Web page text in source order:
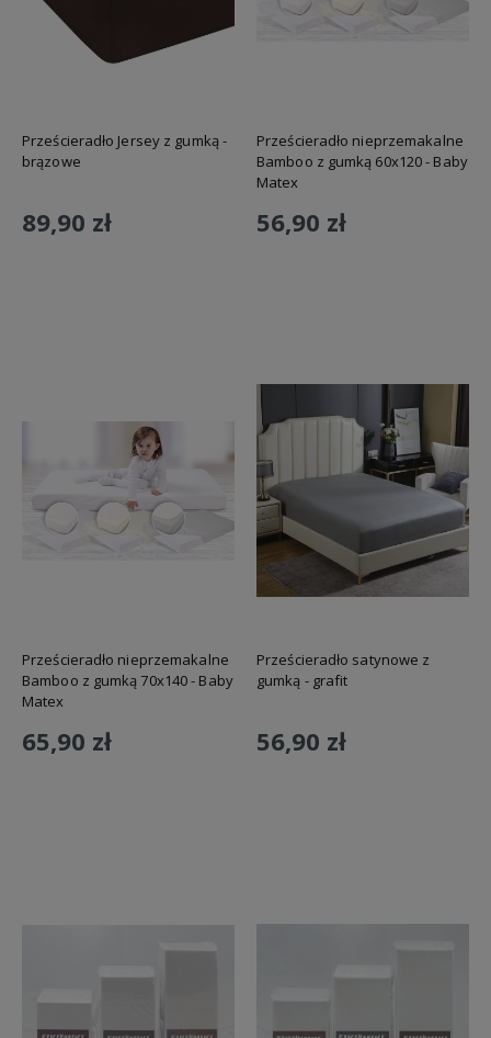
Prześcieradło Jersey z gumką -
brązowe
89,90 zł
Prześcieradło nieprzemakalne
Bamboo z gumką 60x120 - Baby
Matex
56,90 zł
Prześcieradło nieprzemakalne
Bamboo z gumką 70x140 - Baby
Matex
65,90 zł
Prześcieradło satynowe z
gumką - grafit
56,90 zł